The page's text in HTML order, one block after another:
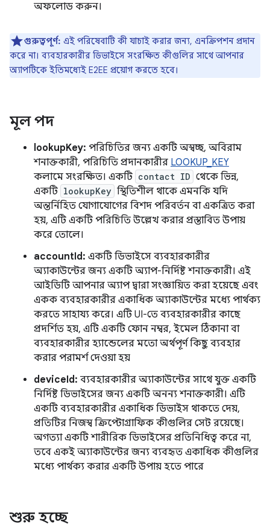
অফলোড করুন।
গুরুত্বপূর্ণ: এই পরিষেবাটি কী যাচাই করার জন্য, এনক্রিপশন প্রদান
করে না। ব্যবহারকারীর ডিভাইসে সংরক্ষিত কীগুলির সাথে আপনার
অ্যাপটিকে ইতিমধ্যেই E2EE প্রয়োগ করতে হবে।
মূল পদ
lookupKey: পরিচিতির জন্য একটি অস্বচ্ছ, অবিরাম
শনাক্তকারী, পরিচিতি প্রদানকারীর LOOKUP_KEY
কলামে সংরক্ষিত। একটি contact ID থেকে ভিন্ন,
একটি lookupKey স্থিতিশীল থাকে এমনকি যদি
অন্তর্নিহিত যোগাযোগের বিশদ পরিবর্তন বা একত্রিত করা
হয়, এটি একটি পরিচিতি উল্লেখ করার প্রস্তাবিত উপায়
করে তোলে।
accountId: একটি ডিভাইসে ব্যবহারকারীর
অ্যাকাউন্টের জন্য একটি অ্যাপ-নির্দিষ্ট শনাক্তকারী। এই
আইডিটি আপনার অ্যাপ দ্বারা সংজ্ঞায়িত করা হয়েছে এবং
একক ব্যবহারকারীর একাধিক অ্যাকাউন্টের মধ্যে পার্থক্য
করতে সাহায্য করে। এটি UI-তে ব্যবহারকারীর কাছে
প্রদর্শিত হয়, এটি একটি ফোন নম্বর, ইমেল ঠিকানা বা
ব্যবহারকারীর হ্যান্ডেলের মতো অর্থপূর্ণ কিছু ব্যবহার
করার পরামর্শ দেওয়া হয়
deviceId: ব্যবহারকারীর অ্যাকাউন্টের সাথে যুক্ত একটি
নির্দিষ্ট ডিভাইসের জন্য একটি অনন্য শনাক্তকারী। এটি
একটি ব্যবহারকারীর একাধিক ডিভাইস থাকতে দেয়,
প্রতিটির নিজস্ব ক্রিপ্টোগ্রাফিক কীগুলির সেট রয়েছে।
অগত্যা একটি শারীরিক ডিভাইসের প্রতিনিধিত্ব করে না,
তবে একই অ্যাকাউন্টের জন্য ব্যবহৃত একাধিক কীগুলির
মধ্যে পার্থক্য করার একটি উপায় হতে পারে
শুরু হচ্ছে